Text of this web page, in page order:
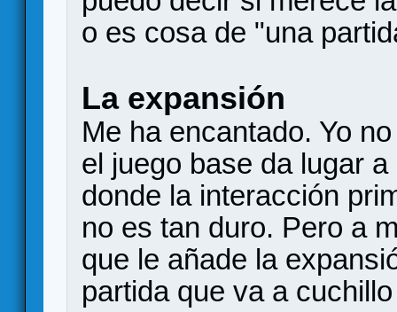
o es cosa de "una
La expansión
Me ha encantado. Yo
el juego base da lugar
donde la interacción
no es tan duro. Pero a
que le añade la
partida que va a